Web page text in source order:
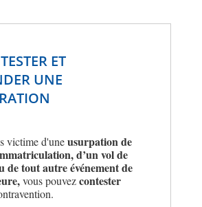
ET
UNE
victime d'uneusurpation de
d’un vol de
de tout autre événement de
vous pouvezcontester